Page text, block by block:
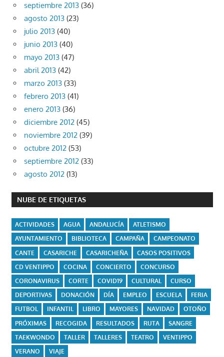
septiembre 2013 (36)
agosto 2013 (23)
julio 2013 (40)
junio 2013 (40)
mayo 2013 (47)
abril 2013 (42)
marzo 2013 (33)
febrero 2013 (41)
enero 2013 (36)
diciembre 2012 (45)
noviembre 2012 (39)
octubre 2012 (53)
septiembre 2012 (33)
agosto 2012 (13)
NUBE DE ETIQUETAS
ACTIVIDADES AGUA ANDALUCÍA
ATLETISMO
AYUNTAMIENTO
BIBLIOTECA CAMPAÑA
CAMPEONATO
CANTE
CASARICHE CASARICHEÑA
CASOS POSITIVOS
CD VENTIPPO
COCINA CONCIERTO
CONCURSO
CORONAVIRUS
CORTE COVID19 CULTURAL
CURSO
DEPORTIVAS
DONACIÓN DÍA EMPLEO ESCUELA
FERIA
FUTBOL
INFANTIL LIBRO MAYORES NAVIDAD
OTOÑO
PRÓXIMAS
RECOGIDA RESULTADOS RUTA
SANGRE
TAEKWONDO
TALLER TALLERES TEATRO
VENTIPPO
VERANO
VIAJE